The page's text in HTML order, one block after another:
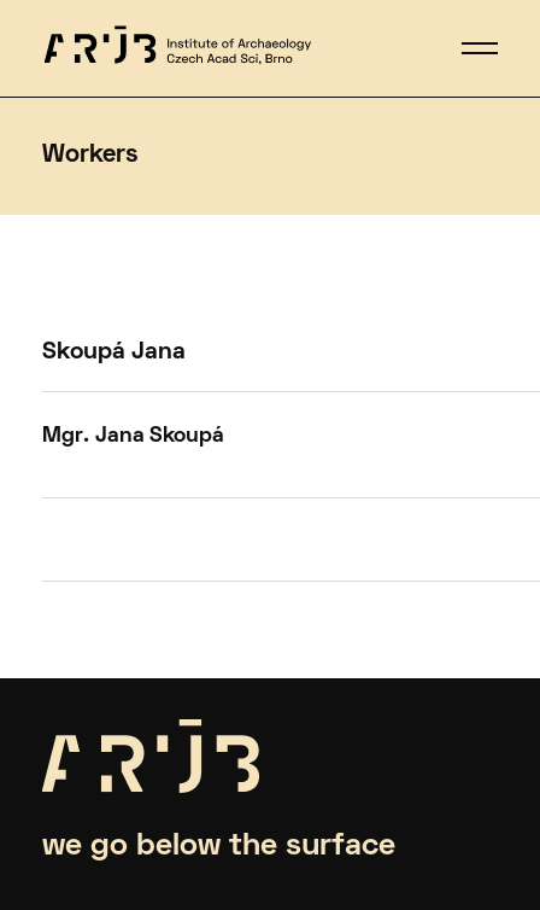
Workers
Skoupá Jana
Mgr. Jana Skoupá
we go below the surface